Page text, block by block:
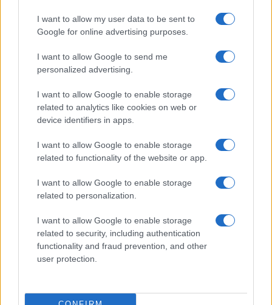
I want to allow my user data to be sent to
Google for online advertising purposes.
I want to allow Google to send me
personalized advertising.
I want to allow Google to enable storage
related to analytics like cookies on web or
device identifiers in apps.
I want to allow Google to enable storage
related to functionality of the website or app.
I want to allow Google to enable storage
related to personalization.
I want to allow Google to enable storage
related to security, including authentication
functionality and fraud prevention, and other
user protection.